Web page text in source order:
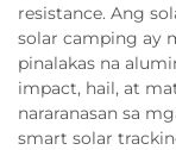
resistance. Ang
solar camping ay
pinalakas na
impact, hail, at
nararanasan sa
smart solar